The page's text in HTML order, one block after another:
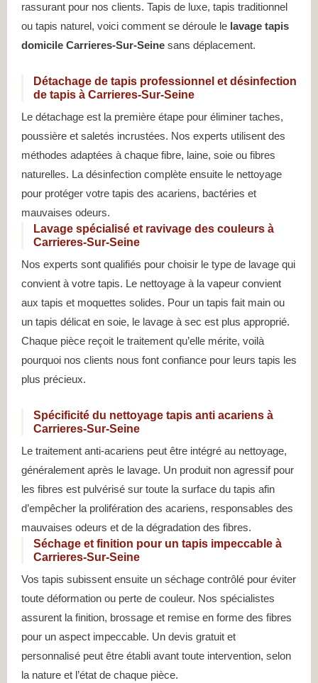
rassurant pour nos clients. Tapis de luxe, tapis traditionnel
ou tapis naturel, voici comment se déroule le lavage tapis
domicile Carrieres-Sur-Seine sans déplacement.
Détachage de tapis professionnel et désinfection
de tapis à Carrieres-Sur-Seine
Le détachage est la première étape pour éliminer taches,
poussière et saletés incrustées. Nos experts utilisent des
méthodes adaptées à chaque fibre, laine, soie ou fibres
naturelles. La désinfection complète ensuite le nettoyage
pour protéger votre tapis des acariens, bactéries et
mauvaises odeurs.
Lavage spécialisé et ravivage des couleurs à
Carrieres-Sur-Seine
Nos experts sont qualifiés pour choisir le type de lavage qui
convient à votre tapis. Le nettoyage à la vapeur convient
aux tapis et moquettes solides. Pour un tapis fait main ou
un tapis délicat en soie, le lavage à sec est plus approprié.
Chaque pièce reçoit le traitement qu’elle mérite, voilà
pourquoi nos clients nous font confiance pour leurs tapis les
plus précieux.
Spécificité du nettoyage tapis anti acariens à
Carrieres-Sur-Seine
Le traitement anti-acariens peut être intégré au nettoyage,
généralement après le lavage. Un produit non agressif pour
les fibres est pulvérisé sur toute la surface du tapis afin
d’empêcher la prolifération des acariens, responsables des
mauvaises odeurs et de la dégradation des fibres.
Séchage et finition pour un tapis impeccable à
Carrieres-Sur-Seine
Vos tapis subissent ensuite un séchage contrôlé pour éviter
toute déformation ou perte de couleur. Nos spécialistes
assurent la finition, brossage et remise en forme des fibres
pour un aspect impeccable. Un devis gratuit et
personnalisé peut être établi avant toute intervention, selon
la nature et l’état de chaque pièce.